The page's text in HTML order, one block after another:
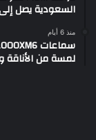
السعودية يصل إلى 27 مليون ريال في عام
منذ 6 أيام
لمسة من الأناقة